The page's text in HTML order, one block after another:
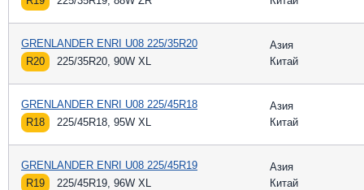
GRENLANDER ENRI U08 225/35R20
R20
225/35R20, 90W XL
Азия
Китай
GRENLANDER ENRI U08 225/45R18
R18
225/45R18, 95W XL
Азия
Китай
GRENLANDER ENRI U08 225/45R19
R19
225/45R19, 96W XL
Азия
Китай